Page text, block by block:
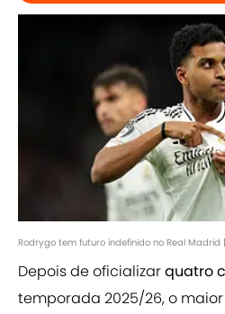
Rodrygo tem futuro indefinido no Real
Depois de oficializarquatro
temporada 2025/26, o